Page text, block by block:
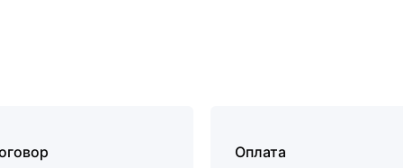
Оплата